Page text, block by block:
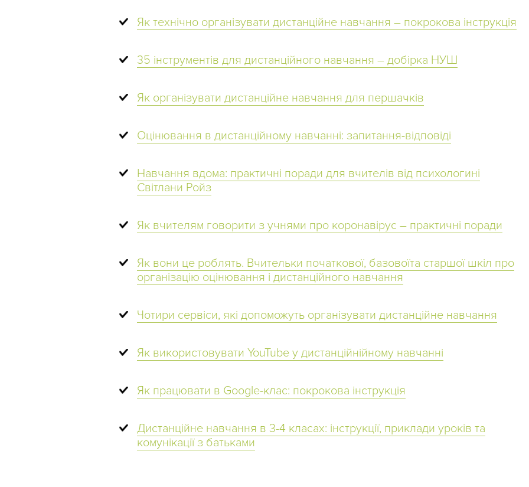
Як технічно організувати дистанційне навчання – покрокова інструкція
35 інструментів для дистанційного навчання – добірка НУШ
Як організувати дистанційне навчання для першачків
Оцінювання в дистанційному навчанні: запитання-відповіді
Навчання вдома: практичні поради для вчителів від психологині
Світлани Ройз
Як вчителям говорити з учнями про коронавірус – практичні поради
Як вони це роблять. Вчительки початкової, базовоїта старшої шкіл про
організацію оцінювання і дистанційного навчання
Чотири сервіси, які допоможуть організувати дистанційне навчання
Як використовувати YouTube у дистанційнійному навчанні
Як працювати в Google-клас: покрокова інструкція
Дистанційне навчання в 3-4 класах: інструкції, приклади уроків та
комунікації з батьками